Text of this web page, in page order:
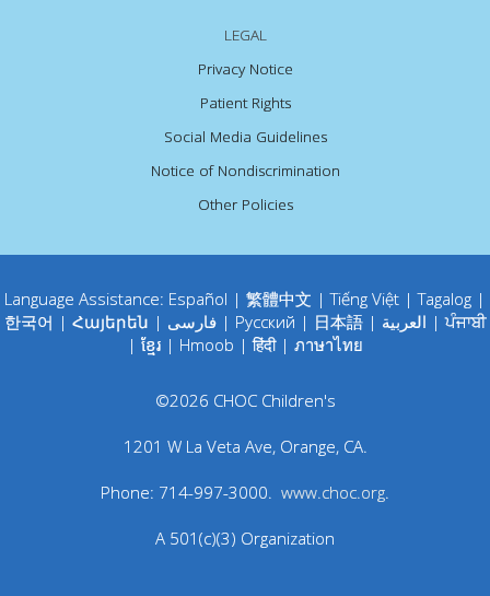
LEGAL
Privacy Notice
Patient Rights
Social Media Guidelines
Notice of Nondiscrimination
Other Policies
Language Assistance: Español | 繁體中文 |Tiếng Việt |Tagalog |
한국어 | Հայերեն | فارسی| Русский | 日本語| العربية |ਪੰਜਾਬੀ
| ខ្មែរ | Hmoob |हिंदी| ภาษาไทย
©2026 CHOC Children's
1201 W La Veta Ave, Orange, CA.
Phone: 714-997-3000. www.choc.org.
A 501(c)(3) Organization